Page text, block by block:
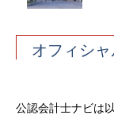
オフィシ
公認会計士ナビは